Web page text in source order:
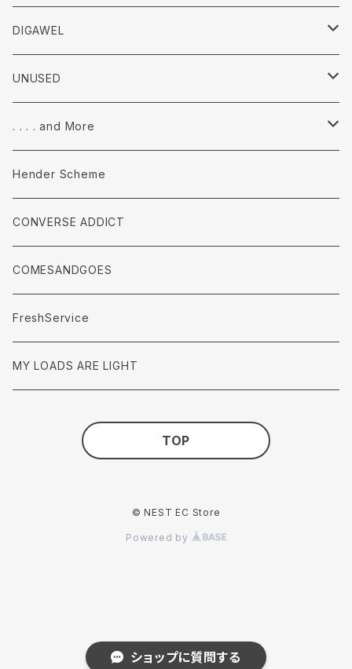
ショップに質問する
accessories
Pants
accessories
Tops
pants
accessories
DIGAWEL
Tops
Pants
accessories
UNUSED
Tops
Pants
accessories
. . . . and More
Tops
Pants
accessories
Hender Scheme
CONVERSE ADDICT
COMESANDGOES
FreshService
MY LOADS ARE LIGHT
TOP
© NEST EC Store
Powered by